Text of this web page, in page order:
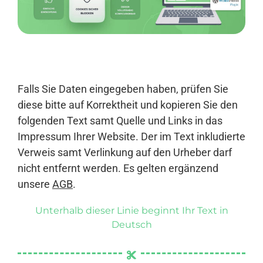
Anmelden
Falls Sie Daten eingegeben haben, prüfen Sie
diese bitte auf Korrektheit und kopieren Sie den
folgenden Text samt Quelle und Links in das
Impressum Ihrer Website. Der im Text inkludierte
Verweis samt Verlinkung auf den Urheber darf
nicht entfernt werden. Es gelten ergänzend
unsere AGB.
Unterhalb dieser Linie beginnt Ihr Text in
Deutsch